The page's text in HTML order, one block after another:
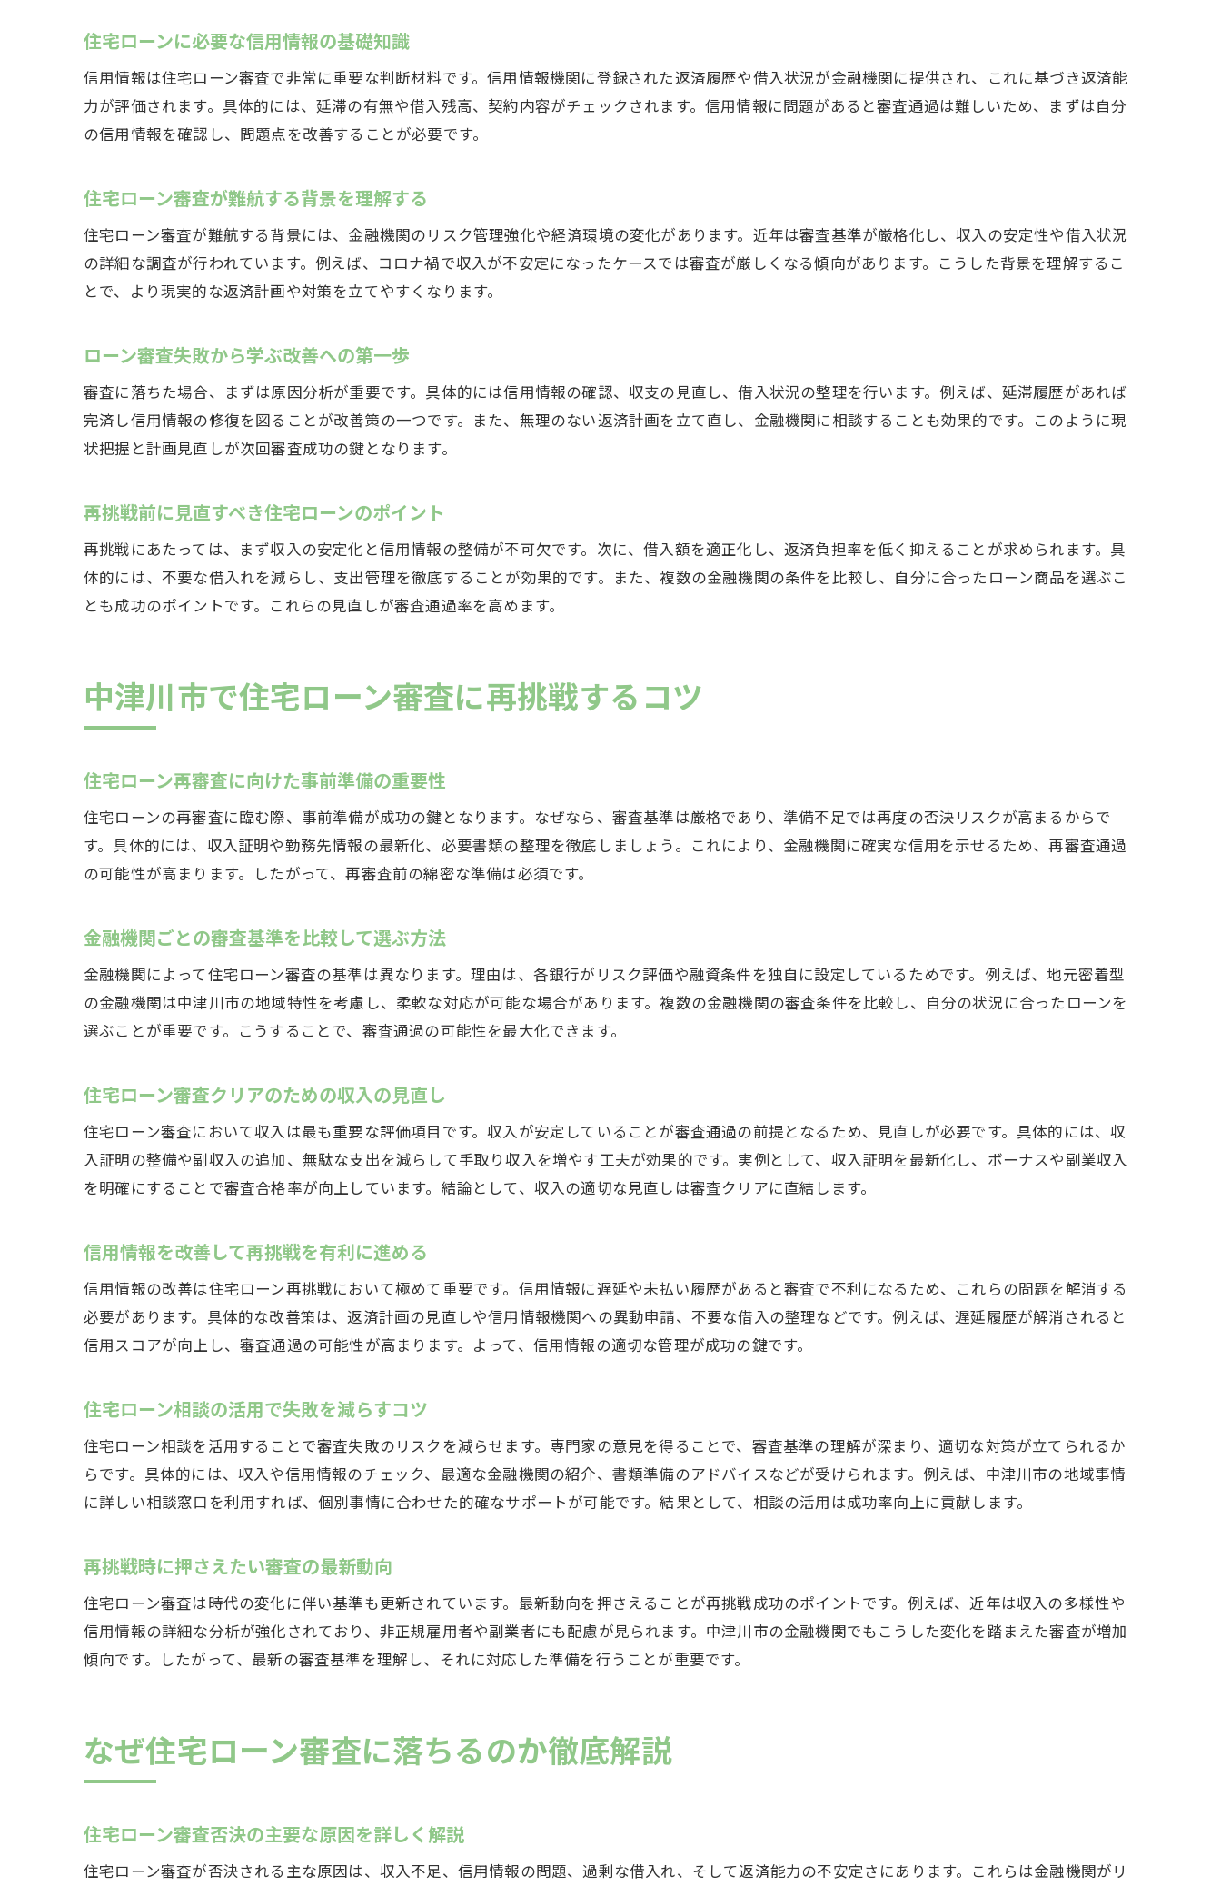
なぜ住宅ローン審査で失敗するのか事例紹介
審査落ちを経験した人が知るべき改善策
住宅ローン審査通過のための信用情報改善法
住宅ローン専門家への相談がもたらす効果
再審査時に押さえたい申込書類のポイント
複数金融機関への相談でチャンスを広げる
専門家との面談で解決策を見つける方法
住宅ローン審査に強い相談窓口の選び方
収入や信用情報から審査通過への道を探る
住宅ローン審査で重視される収入の基準
信用情報の改善が審査通過に直結する理由
審査通過を目指す収入証明書の整え方
住宅ローン審査否決の原因を見極めて対策を練る
審査落ちの要因を特定し改善策を立てる
住宅ローン否決理由を問い合わせる際の注意点
再申請時の住宅ローン条件交渉のコツ
中津川市で理想の住まいを叶えるための一歩
住宅ローン審査対策で夢の住まい実現へ近づく
理想の住まいに向けた具体的な行動手順
住宅ローンの再挑戦で得られる新たな気づき
専門家と進める住まいづくりのポイント
住宅ローンに必要な信用情報の基礎知識
信用情報は住宅ローン審査で非常に重要な判断材料です。信用情報機関に登録された返済履歴や借入状況が金融機関に提供され、これに基づき返済能
力が評価されます。具体的には、延滞の有無や借入残高、契約内容がチェックされます。信用情報に問題があると審査通過は難しいため、まずは自分
の信用情報を確認し、問題点を改善することが必要です。
住宅ローン審査が難航する背景を理解する
住宅ローン審査が難航する背景には、金融機関のリスク管理強化や経済環境の変化があります。近年は審査基準が厳格化し、収入の安定性や借入状況
の詳細な調査が行われています。例えば、コロナ禍で収入が不安定になったケースでは審査が厳しくなる傾向があります。こうした背景を理解するこ
とで、より現実的な返済計画や対策を立てやすくなります。
ローン審査失敗から学ぶ改善への第一歩
審査に落ちた場合、まずは原因分析が重要です。具体的には信用情報の確認、収支の見直し、借入状況の整理を行います。例えば、延滞履歴があれば
完済し信用情報の修復を図ることが改善策の一つです。また、無理のない返済計画を立て直し、金融機関に相談することも効果的です。このように現
状把握と計画見直しが次回審査成功の鍵となります。
再挑戦前に見直すべき住宅ローンのポイント
再挑戦にあたっては、まず収入の安定化と信用情報の整備が不可欠です。次に、借入額を適正化し、返済負担率を低く抑えることが求められます。具
体的には、不要な借入れを減らし、支出管理を徹底することが効果的です。また、複数の金融機関の条件を比較し、自分に合ったローン商品を選ぶこ
とも成功のポイントです。これらの見直しが審査通過率を高めます。
中津川市で住宅ローン審査に再挑戦するコツ
住宅ローン再審査に向けた事前準備の重要性
住宅ローンの再審査に臨む際、事前準備が成功の鍵となります。なぜなら、審査基準は厳格であり、準備不足では再度の否決リスクが高まるからで
す。具体的には、収入証明や勤務先情報の最新化、必要書類の整理を徹底しましょう。これにより、金融機関に確実な信用を示せるため、再審査通過
の可能性が高まります。したがって、再審査前の綿密な準備は必須です。
金融機関ごとの審査基準を比較して選ぶ方法
金融機関によって住宅ローン審査の基準は異なります。理由は、各銀行がリスク評価や融資条件を独自に設定しているためです。例えば、地元密着型
の金融機関は中津川市の地域特性を考慮し、柔軟な対応が可能な場合があります。複数の金融機関の審査条件を比較し、自分の状況に合ったローンを
選ぶことが重要です。こうすることで、審査通過の可能性を最大化できます。
住宅ローン審査クリアのための収入の見直し
住宅ローン審査において収入は最も重要な評価項目です。収入が安定していることが審査通過の前提となるため、見直しが必要です。具体的には、収
入証明の整備や副収入の追加、無駄な支出を減らして手取り収入を増やす工夫が効果的です。実例として、収入証明を最新化し、ボーナスや副業収入
を明確にすることで審査合格率が向上しています。結論として、収入の適切な見直しは審査クリアに直結します。
信用情報を改善して再挑戦を有利に進める
信用情報の改善は住宅ローン再挑戦において極めて重要です。信用情報に遅延や未払い履歴があると審査で不利になるため、これらの問題を解消する
必要があります。具体的な改善策は、返済計画の見直しや信用情報機関への異動申請、不要な借入の整理などです。例えば、遅延履歴が解消されると
信用スコアが向上し、審査通過の可能性が高まります。よって、信用情報の適切な管理が成功の鍵です。
住宅ローン相談の活用で失敗を減らすコツ
住宅ローン相談を活用することで審査失敗のリスクを減らせます。専門家の意見を得ることで、審査基準の理解が深まり、適切な対策が立てられるか
らです。具体的には、収入や信用情報のチェック、最適な金融機関の紹介、書類準備のアドバイスなどが受けられます。例えば、中津川市の地域事情
に詳しい相談窓口を利用すれば、個別事情に合わせた的確なサポートが可能です。結果として、相談の活用は成功率向上に貢献します。
再挑戦時に押さえたい審査の最新動向
住宅ローン審査は時代の変化に伴い基準も更新されています。最新動向を押さえることが再挑戦成功のポイントです。例えば、近年は収入の多様性や
信用情報の詳細な分析が強化されており、非正規雇用者や副業者にも配慮が見られます。中津川市の金融機関でもこうした変化を踏まえた審査が増加
傾向です。したがって、最新の審査基準を理解し、それに対応した準備を行うことが重要です。
なぜ住宅ローン審査に落ちるのか徹底解説
住宅ローン審査否決の主要な原因を詳しく解説
住宅ローン審査が否決される主な原因は、収入不足、信用情報の問題、過剰な借入れ、そして返済能力の不安定さにあります。これらは金融機関がリ